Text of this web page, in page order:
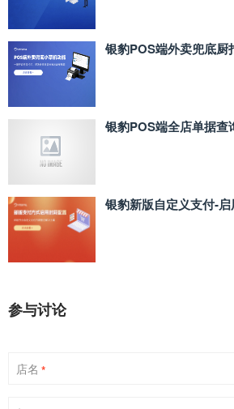
银豹POS端外卖兜底厨
银豹POS端全店单据查
银豹新版自定义支付‑
参与讨论
店名 *